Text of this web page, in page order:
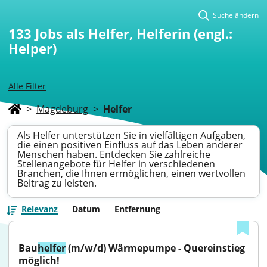
Alle Filter
Suche ändern
133 Jobs als Helfer, Helferin (engl.:
Helper)
> Magdeburg > Helfer
Als Helfer unterstützen Sie in vielfältigen Aufgaben,
die einen positiven Einfluss auf das Leben anderer
Menschen haben. Entdecken Sie zahlreiche
Stellenangebote für Helfer in verschiedenen
Branchen, die Ihnen ermöglichen, einen wertvollen
Beitrag zu leisten.
Relevanz Datum Entfernung
Bauhelfer (m/w/d) Wärmepumpe - Quereinstieg
möglich!